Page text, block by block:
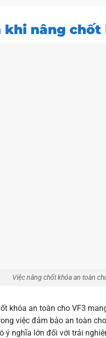
khi nâng chốt
Việc nâng chốt khóa an toàn
khóa an toàn cho VF3
việc đảm bảo an toàn
ý nghĩa lớn đối với trải